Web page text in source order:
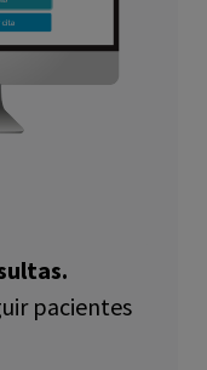
pacientes